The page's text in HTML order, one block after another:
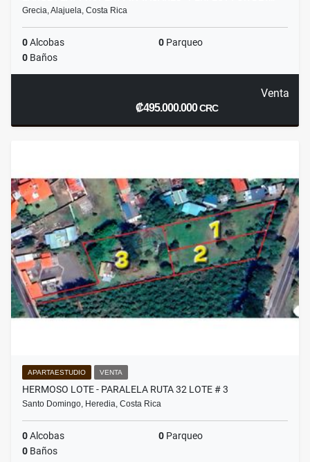
Grecia, Alajuela, Costa Rica
0Alcobas 0 Parqueo
0 Baños
Venta
₡495.000.000CRC
APARTAESTUDIO VENTA
HERMOSO LOTE - PARALELA RUTA 32 LOTE # 3
Santo Domingo, Heredia, Costa Rica
0Alcobas 0 Parqueo
0 Baños